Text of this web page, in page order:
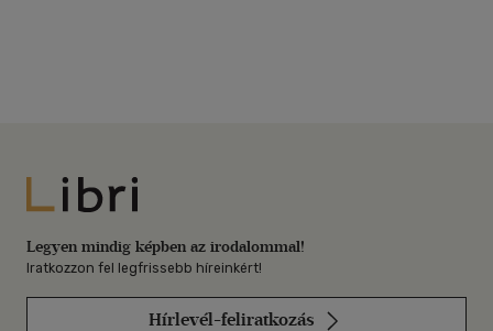
Libri
Legyen mindig képben az irodalommal!
Iratkozzon fel legfrissebb híreinkért!
Hírlevél-feliratkozás